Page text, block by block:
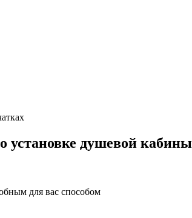
установке душевой кабины
для вас способом